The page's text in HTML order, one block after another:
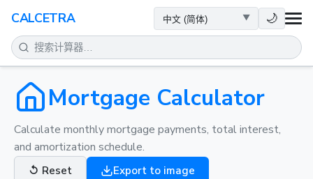
CALCETRA 🌙
数学
转换
科学
日常
Mortgage Calculator
Calculate monthly mortgage payments, total interest,
and amortization schedule.
↺ Reset Export to image